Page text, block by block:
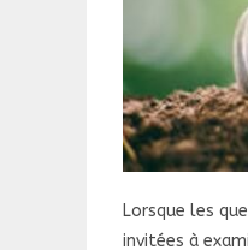
Lorsque les
invitées à